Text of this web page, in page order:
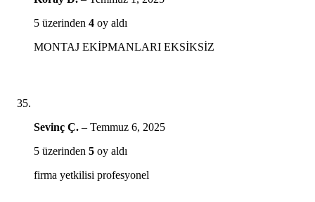
5 üzerinden 4 oy aldı
MONTAJ EKİPMANLARI EKSİKSİZ
Sevinç Ç. – Temmuz 6, 2025
5 üzerinden 5 oy aldı
firma yetkilisi profesyonel